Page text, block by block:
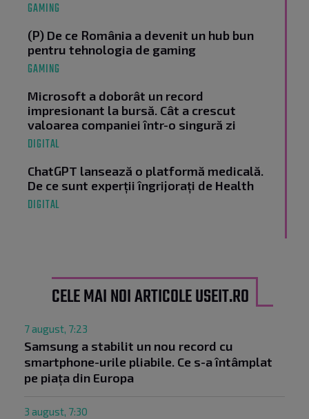
GAMING
(P) De ce România a devenit un hub bun
pentru tehnologia de gaming
GAMING
Microsoft a doborât un record
impresionant la bursă. Cât a crescut
valoarea companiei într-o singură zi
DIGITAL
ChatGPT lansează o platformă medicală.
De ce sunt experții îngrijorați de Health
DIGITAL
CELE MAI NOI ARTICOLE USEIT.RO
7 august, 7:23
Samsung a stabilit un nou record cu
smartphone-urile pliabile. Ce s-a întâmplat
pe piața din Europa
3 august, 7:30